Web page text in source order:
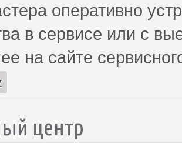
оперативно
в сервисе или с
на сайте
центр